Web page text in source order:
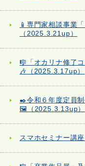
📱専門家相談事業
（2025.3.21up）
🎼「オカリナ修了
🎶（2025.3.17up）
✒️令和６年度定員
🖼️（2025.3.13up）
スマホセミナー講